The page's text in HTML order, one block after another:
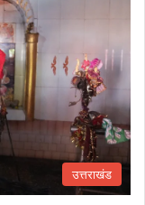
उत्तराखंड